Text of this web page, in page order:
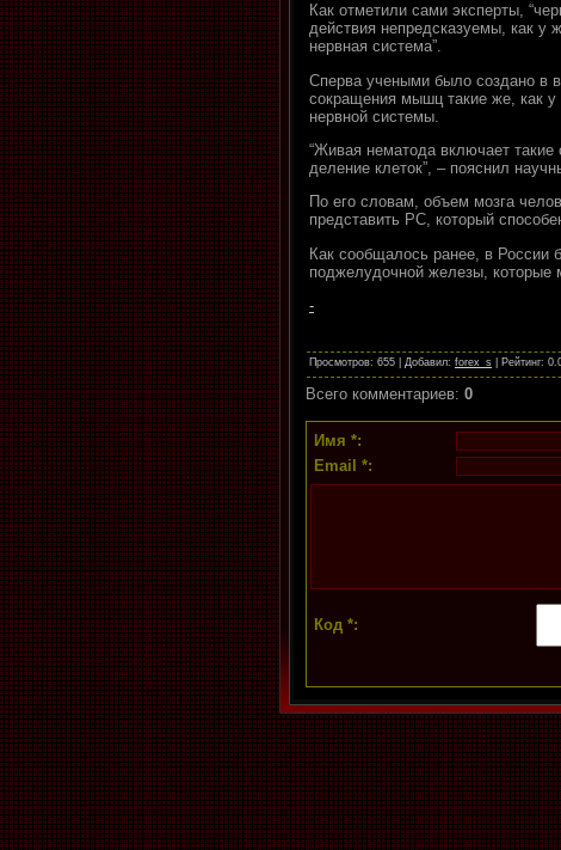
Как отметили сами эксперты,
действия непредсказуемы, как у
нервная система”.
Сперва учеными было создано в
сокращения мышц такие же, как
нервной системы.
“Живая нематода включает
деление клеток”, – пояснил
По его словам, объем мозга
представить PC, который
Как сообщалось ранее, в России
поджелудочной железы, которые
-
Просмотров: 655 | Добавил: forex_s Рейтинг:
Всего комментариев: 0
Имя *:
Email *:
Код *: